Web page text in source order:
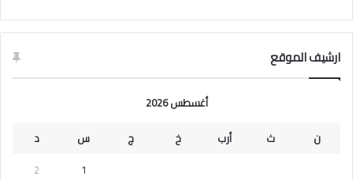
ارشيف الموقع
أغسطس 2026
ن
ث أرب خ ج س
د
1
2